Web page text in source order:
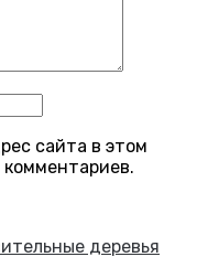
сайта в этом
деревья